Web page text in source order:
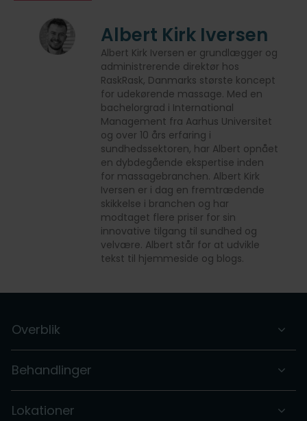
Albert Kirk Iversen
Albert Kirk Iversen er grundlægger og
administrerende direktør hos
RaskRask, Danmarks største koncept
for udekørende massage. Med en
bachelorgrad i International
Management fra Aarhus Universitet
og over 10 års erfaring i
sundhedssektoren, har Albert opnået
en dybdegående ekspertise inden
for massagebranchen. Albert Kirk
Iversen er i dag en fremtrædende
skikkelse i branchen og har
modtaget flere priser for sin
innovative tilgang til sundhed og
velvære. Albert står for at udvikle
tekst til hjemmeside og blogs.
Overblik
Behandlinger
Lokationer